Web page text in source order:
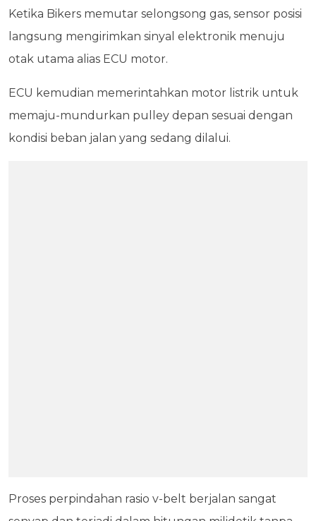
Ketika Bikers memutar selongsong gas, sensor posisi
langsung mengirimkan sinyal elektronik menuju
otak utama alias ECU motor.
ECU kemudian memerintahkan motor listrik untuk
memaju-mundurkan pulley depan sesuai dengan
kondisi beban jalan yang sedang dilalui.
Proses perpindahan rasio v-belt berjalan sangat